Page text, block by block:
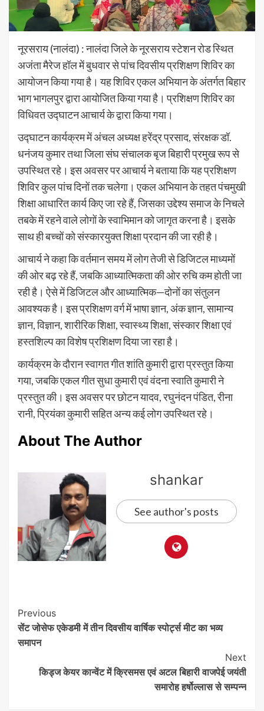
नूरसराय (नालंदा) : नालंदा जिले के नूरसराय स्टेशन रोड स्थित
अजंता मैरेज हॉल में बुधवार से पांच दिवसीय प्रशिक्षण शिविर का
आयोजन किया गया है। यह शिविर एकल अभियान के अंतर्गत बिहार
भाग भागलपुर द्वारा आयोजित किया गया है। प्रशिक्षण शिविर का
विधिवत उद्घाटन आचार्य के द्वारा किया गया।
उद्घाटन कार्यक्रम में अंचल अध्यक्ष हरेंद्र प्रसाद, संरक्षक डॉ.
धनंजय कुमार तथा जिला संघ संचालक बृज बिहारी प्रमुख रूप से
उपस्थित रहे। इस अवसर पर आचार्य ने बताया कि यह प्रशिक्षण
शिविर कुल पांच दिनों तक चलेगा। एकल अभियान के तहत पंचमुखी
शिक्षा आधारित कार्य किए जा रहे हैं, जिसका उद्देश्य समाज के निचले
तबके में रहने वाले लोगों के स्वाभिमान को जागृत करना है। इसके
साथ ही बच्चों को संस्कारयुक्त शिक्षा प्रदान की जा रही है।
आचार्य ने कहा कि वर्तमान समय में लोग तेजी से डिजिटल माध्यमों
की ओर बढ़ रहे हैं, जबकि आध्यात्मिकता की ओर रुचि कम होती जा
रही है। ऐसे में डिजिटल और आध्यात्मिक—दोनों का संतुलन
आवश्यक है। इस प्रशिक्षण वर्ग में भाषा ज्ञान, अंक ज्ञान, सामान्य
ज्ञान, विज्ञान, शारीरिक शिक्षा, स्वास्थ्य शिक्षा, संस्कार शिक्षा एवं
हस्तशिल्प का विशेष प्रशिक्षण दिया जा रहा है।
कार्यक्रम के दौरान स्वागत गीत शांति कुमारी द्वारा प्रस्तुत किया
गया, जबकि एकल गीत सुधा कुमारी एवं वंदना स्वाति कुमारी ने
प्रस्तुत की। इस अवसर पर छोटन यादव, रघुनंदन पंडित, रीना
रानी, प्रियंका कुमारी सहित अन्य कई लोग उपस्थित रहे।
About The Author
shankar
See author's posts
Post
Navigation
Previous
सेंट जोसेफ एकेडमी में तीन दिवसीय वार्षिक स्पोर्ट्स मीट का भव्य
समापन
Next
किड्ज केयर कान्वेंट में क्रिसमस एवं अटल बिहारी वाजपेई जयंती
समारोह हर्षोल्लास से सम्पन्न